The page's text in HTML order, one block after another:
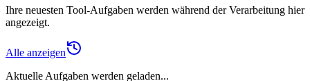
Ihre neuesten Tool-Aufgaben werden während der Verarbeitung hier
angezeigt.
Alle anzeigen
Aktuelle Aufgaben werden geladen...